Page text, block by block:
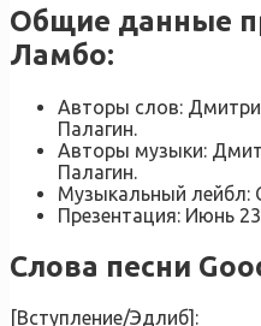
Общие данные
Ламбо:
Авторы слов:
Палагин.
Авторы музыки:
Палагин.
Музыкальный лейбл:
Презентация: Июнь
Слова песни
[Вступление/Эдлиб]: